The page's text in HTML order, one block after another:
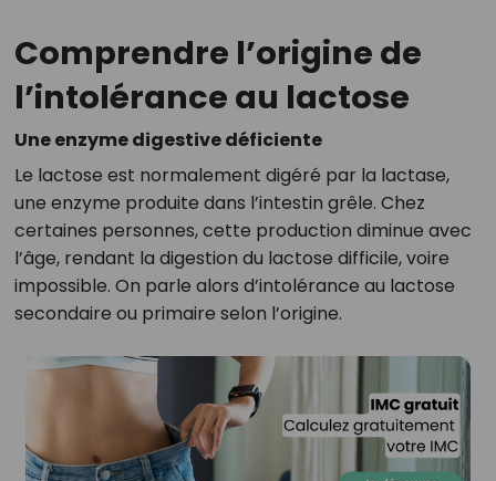
Comprendre l’origine de
l’intolérance au lactose
Une enzyme digestive déficiente
Le lactose est normalement digéré par la lactase,
une enzyme produite dans l’intestin grêle. Chez
certaines personnes, cette production diminue avec
l’âge, rendant la digestion du lactose difficile, voire
impossible. On parle alors d’intolérance au lactose
secondaire ou primaire selon l’origine.